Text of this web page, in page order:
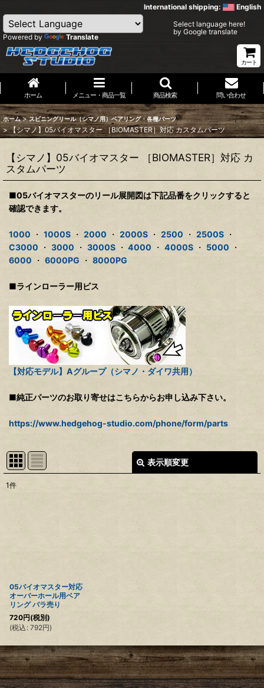
International shipping: English
Powered by Translate
Select language here!
by Google translate
カート
ホーム メニュー・商品一覧 商品検索 問い合わせ
ホーム > スピニングリール（シマノ用）ベアリング・各種パーツ
> 【シマノ】05バイオマスター ［BIOMASTER］対応 カスタムパーツ
【シマノ】05バイオマスター ［BIOMASTER］対応 カ
スタムパーツ
■05バイオマスターのリール展開図は下記品番をクリックすると
確認できます。
1000 ・ 1000S ・ 2000 ・ 2000S ・ 2500 ・ 2500S ・
C3000 ・ 3000 ・ 3000S ・ 4000 ・ 4000S ・ 5000 ・
6000 ・ 6000PG ・ 8000PG
■ラインローラー用ビス
【対応モデル】Aグループ（シマノ・ダイワ共用）
■純正パーツのお取り寄せはこちらからお申し込み下さい。
https://www.hedgehog-studio.com/phone/form/parts
表示順変更
並び順
1件
05バイオマスター対応
オーバーホール用ベア
リング バラ売り
720円(税別)
(税込 : 792円)